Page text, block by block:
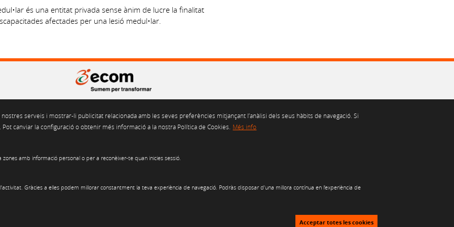
serveis i mostrar-li publicitat relacionada amb les seves preferències mitjançant l’anàlisi dels seus hàbits de navegació. Si
canviar la configuració o obtenir més informació a la nostra Política de Cookies. Més info
amb informació personal o per a reconèixer-te quan inicies sessió.
Gràcies a elles podem millorar constantment la teva experiència de navegació. Podràs disposar d’una millora contínua en l’experiència de
Acceptar totes les cookies
és una entitat privada sense ànim de lucre la finalitat
afectades per una lesió medul•lar.
Tel. 93 451 55 50 Fax. 93 451 69 04ecom@ecom.cat
Segell de Garantia LOPD-LSSICE